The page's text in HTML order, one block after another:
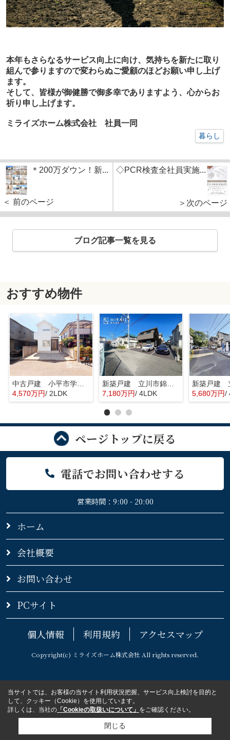
本年もさらなるサービス向上に向け、気持ちを新たに取り
組んで参りますので変わらぬご愛顧のほどお願い申し上げ
ます。
そして、皆様が御健勝で御多幸でありますよう、心からお
祈り申し上げます。
ミライズホーム株式会社 社員一同
暮らし
＊200万ダウン！新...
＜ 前のページ
◇PCR検査全社員実施...
＞次のページ
ブログ記事一覧を見る
おすすめ物件
中古戸建 小平市学園東町 全1棟
4,570万円/ 2LDK
新築戸建 立川市錦町 全2棟
7,180万円/ 4LDK 5,680万円/
ページトップに戻る
電話でお問い合わせする
営業時間：9:00 - 20:00
ホーム
会社概要
お問い合わせ
PCサイト
個人情報 利用規約 アクセスマップ
Copyright(c) ミライズホーム株式会社 All rights reserved.
当サイトでは、お客様の当サイト利用状況把握、サービス向上検討を目的と
して、クッキー（Cookie）を使用しています。
詳しくは、当社の 「Cookieの取扱いについて」 をご確認ください。
閉じる